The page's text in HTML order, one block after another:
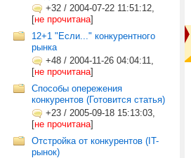
+32 / 2004-07-22 11:51:12,
[не прочитана]
12+1 "Если..." конкурентного
рынка
+48 / 2004-11-26 04:04:11,
[не прочитана]
Способы опережения
конкурентов (Готовится статья)
+23 / 2005-09-18 15:13:03,
[не прочитана]
Отстройка от конкурентов (IT-
рынок)